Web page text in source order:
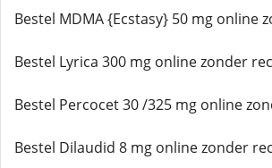
Bestel MDMA {Ecstasy} 50 mg online
Bestel Lyrica 300 mg online zonder
Bestel Percocet 30 /325 mg online
Bestel Dilaudid 8 mg online zonder